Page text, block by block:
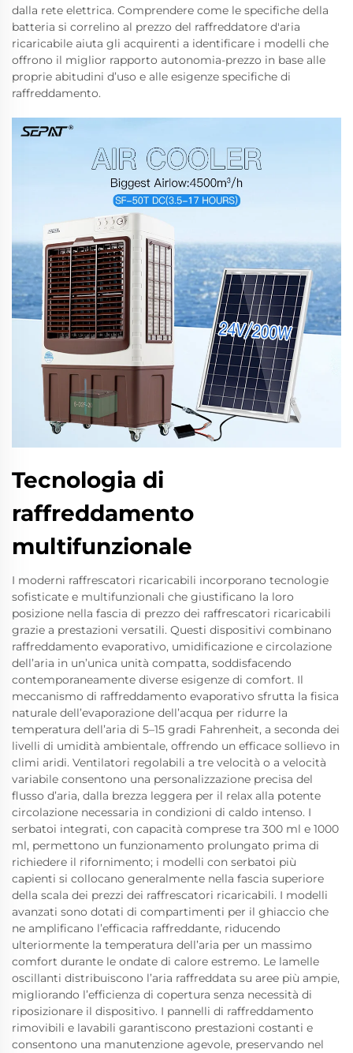
dalla rete elettrica. Comprendere come le specifiche della
batteria si correlino al prezzo del raffreddatore d'aria
ricaricabile aiuta gli acquirenti a identificare i modelli che
offrono il miglior rapporto autonomia-prezzo in base alle
proprie abitudini d’uso e alle esigenze specifiche di
raffreddamento.
Tecnologia di
raffreddamento
multifunzionale
I moderni raffrescatori ricaricabili incorporano tecnologie
sofisticate e multifunzionali che giustificano la loro
posizione nella fascia di prezzo dei raffrescatori ricaricabili
grazie a prestazioni versatili. Questi dispositivi combinano
raffreddamento evaporativo, umidificazione e circolazione
dell’aria in un’unica unità compatta, soddisfacendo
contemporaneamente diverse esigenze di comfort. Il
meccanismo di raffreddamento evaporativo sfrutta la fisica
naturale dell’evaporazione dell’acqua per ridurre la
temperatura dell’aria di 5–15 gradi Fahrenheit, a seconda dei
livelli di umidità ambientale, offrendo un efficace sollievo in
climi aridi. Ventilatori regolabili a tre velocità o a velocità
variabile consentono una personalizzazione precisa del
flusso d’aria, dalla brezza leggera per il relax alla potente
circolazione necessaria in condizioni di caldo intenso. I
serbatoi integrati, con capacità comprese tra 300 ml e 1000
ml, permettono un funzionamento prolungato prima di
richiedere il rifornimento; i modelli con serbatoi più
capienti si collocano generalmente nella fascia superiore
della scala dei prezzi dei raffrescatori ricaricabili. I modelli
avanzati sono dotati di compartimenti per il ghiaccio che
ne amplificano l’efficacia raffreddante, riducendo
ulteriormente la temperatura dell’aria per un massimo
comfort durante le ondate di calore estremo. Le lamelle
oscillanti distribuiscono l’aria raffreddata su aree più ampie,
migliorando l’efficienza di copertura senza necessità di
riposizionare il dispositivo. I pannelli di raffreddamento
rimovibili e lavabili garantiscono prestazioni costanti e
consentono una manutenzione agevole, preservando nel